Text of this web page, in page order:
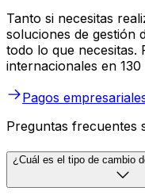
Tanto si necesitas
soluciones de gestión
todo lo que necesitas.
internacionales en
Pagos
Preguntas frecuentes
¿Cuál es el tipo de cambio